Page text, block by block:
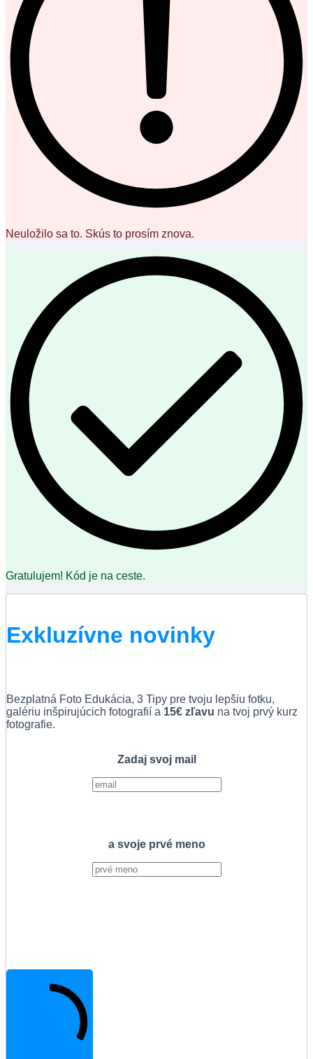
Neuložilo sa to. Skús to prosím znova.
Gratulujem! Kód je na ceste.
Exkluzívne novinky
Bezplatná Foto Edukácia, 3 Tipy pre tvoju lepšiu fotku,
galériu inšpirujúcich fotografií a 15€ zľavu na tvoj prvý kurz
fotografie.
Zadaj svoj mail
a svoje prvé meno